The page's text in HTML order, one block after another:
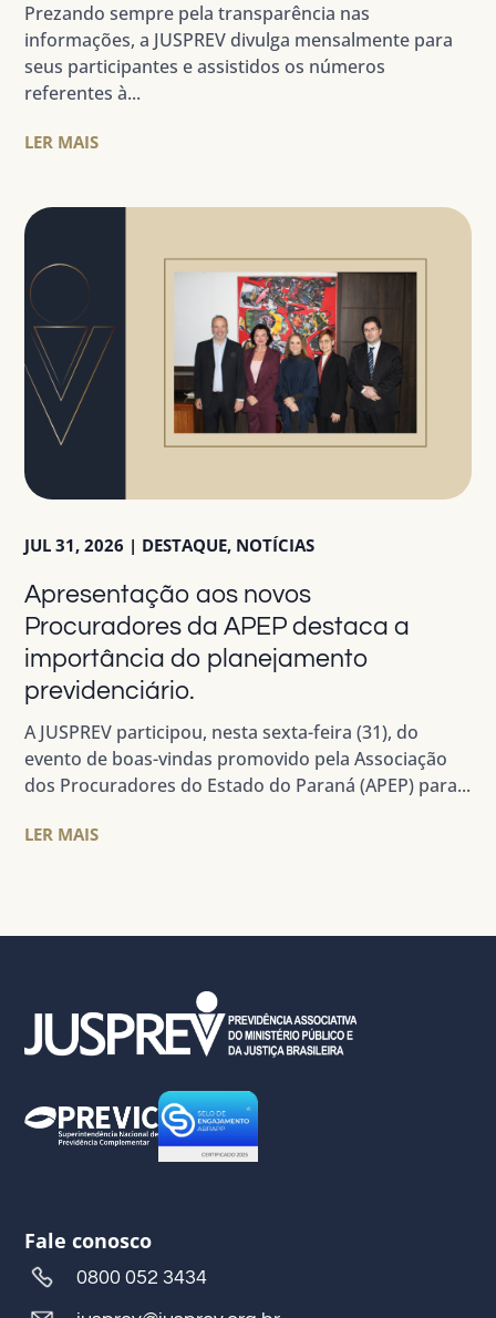
Prezando sempre pela transparência nas
informações, a JUSPREV divulga mensalmente para
seus participantes e assistidos os números
referentes à...
LER MAIS
Apresentação aos novos
Procuradores da APEP destaca a
importância do planejamento
previdenciário.
JUL 31, 2026 | DESTAQUE, NOTÍCIAS
A JUSPREV participou, nesta sexta-feira (31), do
evento de boas-vindas promovido pela Associação
dos Procuradores do Estado do Paraná (APEP) para...
LER MAIS
Fale conosco
0800 052 3434